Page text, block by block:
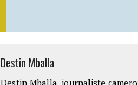
Destin Mballa
Destin Mballa, journaliste